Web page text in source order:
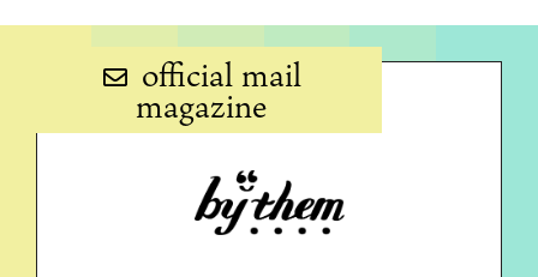
official mail
magazine